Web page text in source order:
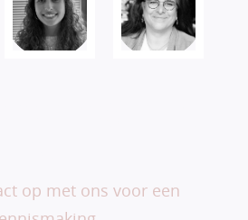
op met ons voor een